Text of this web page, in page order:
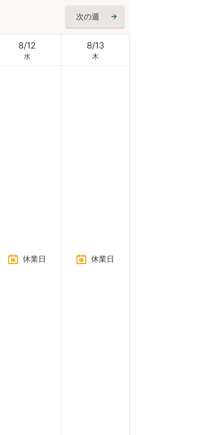
次の週
8/12
水
8/13
木
休業日 休業日